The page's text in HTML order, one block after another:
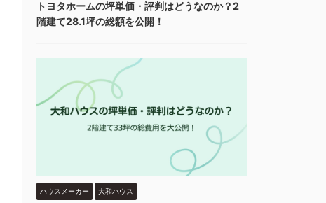
トヨタホームの坪単価・評判はどうなのか？2
階建て28.1坪の総額を公開！
ハウスメーカー 大和ハウス